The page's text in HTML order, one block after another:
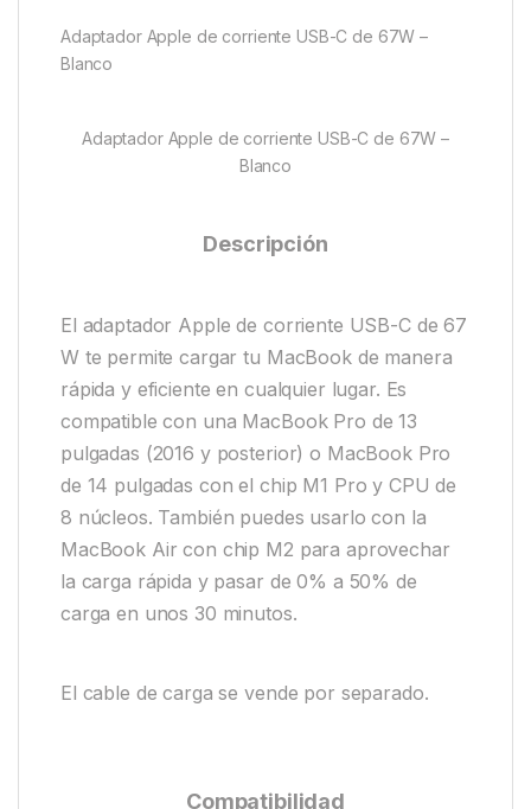
Adaptador Apple de corriente USB-C de 67W –
Blanco
Adaptador Apple de corriente USB-C de 67W –
Blanco
Descripción
El adaptador Apple de corriente USB-C de 67
W te permite cargar tu MacBook de manera
rápida y eficiente en cualquier lugar. Es
compatible con una MacBook Pro de 13
pulgadas (2016 y posterior) o MacBook Pro
de 14 pulgadas con el chip M1 Pro y CPU de
8 núcleos. También puedes usarlo con la
MacBook Air con chip M2 para aprovechar
la carga rápida y pasar de 0% a 50% de
carga en unos 30 minutos.
El cable de carga se vende por separado.
Compatibilidad